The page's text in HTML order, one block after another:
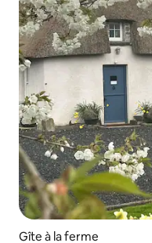
Gîte à la ferme